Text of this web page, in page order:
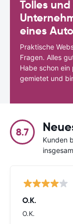
Tolles
eines
Praktische
Fragen. Alles
Habe schon ein
gemietet und
8.7
Kunden
O.K.
O.K.